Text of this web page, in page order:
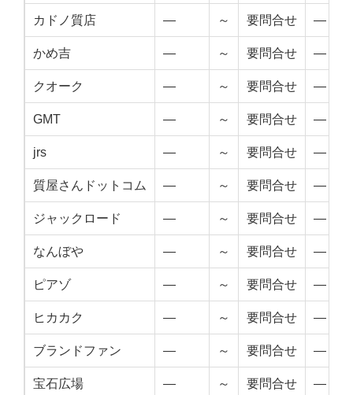
カドノ質店 — ～ 要問合せ —
かめ吉 — ～ 要問合せ —
クオーク — ～ 要問合せ —
GMT — ～ 要問合せ —
jrs — ～ 要問合せ —
質屋さんドットコム — ～ 要問合せ —
ジャックロード — ～ 要問合せ —
なんぼや — ～ 要問合せ —
ピアゾ — ～ 要問合せ —
ヒカカク — ～ 要問合せ —
ブランドファン — ～ 要問合せ —
宝石広場 — ～ 要問合せ —